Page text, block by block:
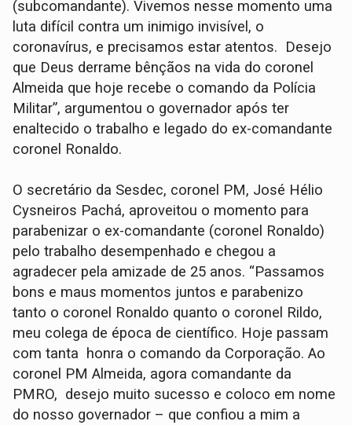
(subcomandante). Vivemos nesse momento uma
luta difícil contra um inimigo invisível, o
coronavírus, e precisamos estar atentos. Desejo
que Deus derrame bênçãos na vida do coronel
Almeida que hoje recebe o comando da Polícia
Militar”, argumentou o governador após ter
enaltecido o trabalho e legado do ex-comandante
coronel Ronaldo.
O secretário da Sesdec, coronel PM, José Hélio
Cysneiros Pachá, aproveitou o momento para
parabenizar o ex-comandante (coronel Ronaldo)
pelo trabalho desempenhado e chegou a
agradecer pela amizade de 25 anos. “Passamos
bons e maus momentos juntos e parabenizo
tanto o coronel Ronaldo quanto o coronel Rildo,
meu colega de época de científico. Hoje passam
com tanta honra o comando da Corporação. Ao
coronel PM Almeida, agora comandante da
PMRO, desejo muito sucesso e coloco em nome
do nosso governador – que confiou a mim a